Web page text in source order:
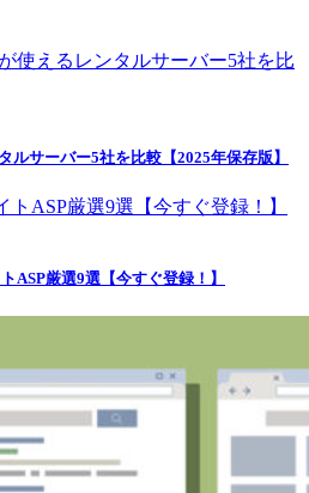
ルサーバー5社を比較【2025年保存版】
ASP厳選9選【今すぐ登録！】